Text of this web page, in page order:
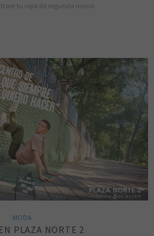
traer tu ropa de segunda mano
MODA
PLAZA NORTE 2